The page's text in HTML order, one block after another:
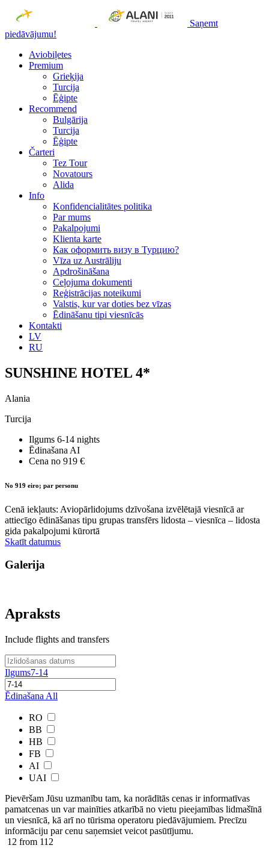
Saņemt
piedāvājumu!
Aviobiļetes
Premium
Grieķija
Turcija
Ēģipte
Recommend
Bulgārija
Turcija
Ēģipte
Čarteri
Tez Tour
Novatours
Alida
Info
Konfidencialitātes politika
Par mums
Рakalpojumi
Klienta karte
Как оформить визу в Турцию?
Vīza uz Austrāliju
Apdrošināšana
Ceļojuma dokumenti
Reģistrācijas noteikumi
Valstis, kur var doties bez vīzas
Ēdināšanu tipi viesnīcās
Kontakti
LV
RU
SUNSHINE HOTEL 4*
Alania
Turcija
Ilgums 6-14 nights
Ēdinašana AI
Cena no 919 €
No 919 eiro; par personu
Cenā iekļauts: Aviopārlidojums dzīvošana izvēlētajā viesnīcā ar
attiecīgo ēdināšanas tipu grupas transfērs lidosta – viesnīca – lidosta
gida pakalpojumi kūrortā
Skatīt datumus
Galerija
Apraksts
Include flights and transfers
Ilgums7-14
Ēdinašana All
RO
BB
HB
FB
AI
UAI
Pievēršam Jūsu uzmanību tam, ka norādītās cenas ir ​informatīvas ​
pamatcenas un var mainīties atkarībā ​no ​vietu pieejamības lidmašīnā
un viesnīcā, kā arī no tūrisma operatoru piedāvājumiem. Precīzu
informāciju par cenu saņemsiet veicot pasūtījumu.
12 from 112